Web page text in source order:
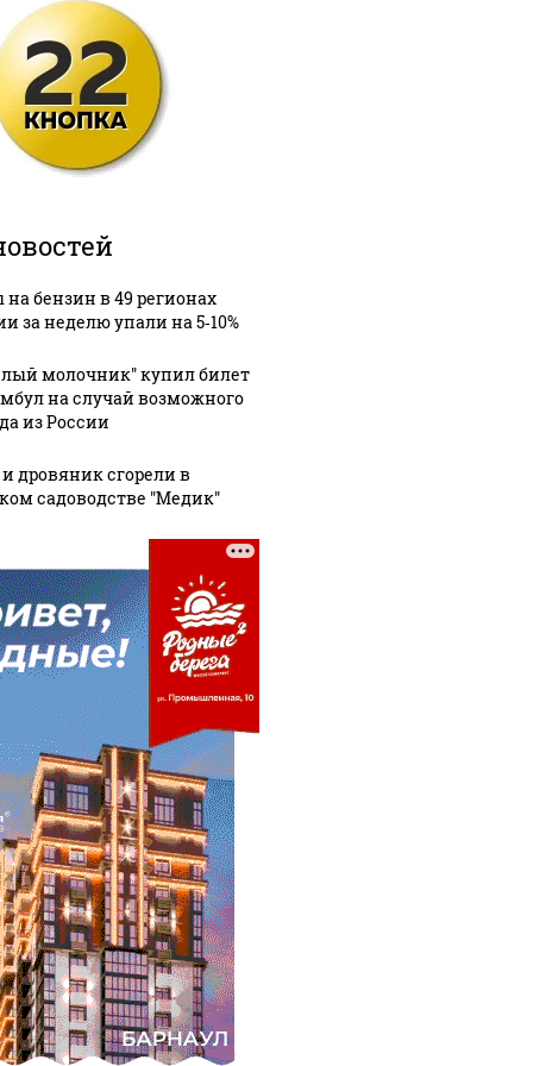
бензин в 49 регионах
за неделю упали на 5‑10%
молочник" купил билет
на случай возможного
из России
дровяник сгорели в
садоводстве "Медик"